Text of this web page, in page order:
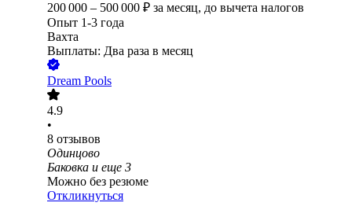
200 000 – 500 000 ₽ за месяц, до вычета налогов
Опыт 1-3 года
Вахта
Выплаты: Два раза в месяц
Dream Pools
4.9
•
8 отзывов
Одинцово
Баковка и еще 3
Можно без резюме
Откликнуться